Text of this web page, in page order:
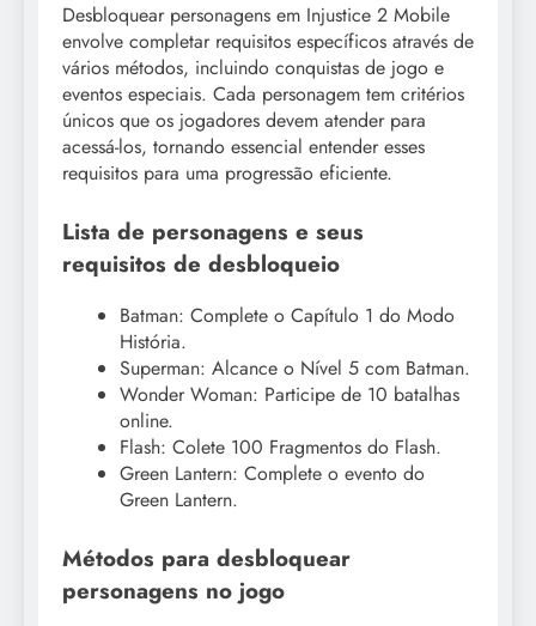
Desbloquear personagens em Injustice 2 Mobile
envolve completar requisitos específicos através de
vários métodos, incluindo conquistas de jogo e
eventos especiais. Cada personagem tem critérios
únicos que os jogadores devem atender para
acessá-los, tornando essencial entender esses
requisitos para uma progressão eficiente.
Lista de personagens e seus
requisitos de desbloqueio
Batman: Complete o Capítulo 1 do Modo
História.
Superman: Alcance o Nível 5 com Batman.
Wonder Woman: Participe de 10 batalhas
online.
Flash: Colete 100 Fragmentos do Flash.
Green Lantern: Complete o evento do
Green Lantern.
Métodos para desbloquear
personagens no jogo